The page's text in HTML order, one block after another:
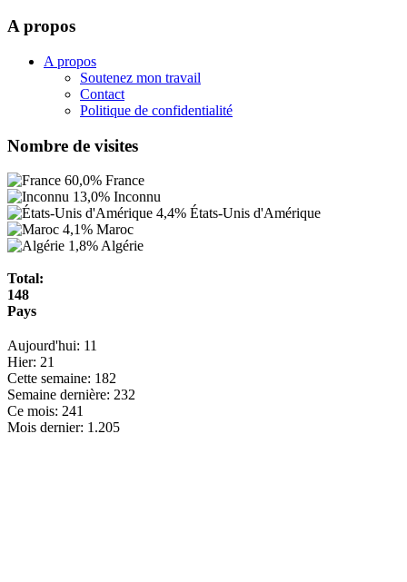
A propos
A propos
Soutenez mon travail
Contact
Politique de confidentialité
Nombre de visites
60,0% France
13,0% Inconnu
4,4% États-Unis d'Amérique
4,1% Maroc
1,8% Algérie
Total:
148
Pays
Aujourd'hui: 11
Hier: 21
Cette semaine: 182
Semaine dernière: 232
Ce mois: 241
Mois dernier: 1.205